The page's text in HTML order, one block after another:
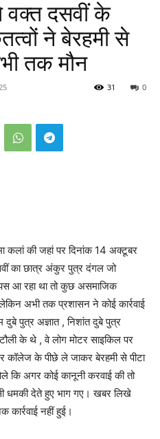
दसवीं के
ने बेरहमी से
तक मौन
0
31
कलां की जहां पर दिनांक 14 अक्टूबर
का छात्र अंकुर पुत्र दंगल जो
आ रहा था तो कुछ असमाजिक
लेकिन अभी तक प्रशासन ने कोई कार्रवाई
पुत्र अज्ञात , निशांत दुबे पुत्र
के थे , वे लोग मोटर साइकिल पर
कॉलेज के पीछे ले जाकर बेरहमी से पीटा
कि अगर कोई कानूनी करवाई की तो
धमकी देते हुए भाग गए। खबर लिखे
कार्रवाई नहीं हुई।